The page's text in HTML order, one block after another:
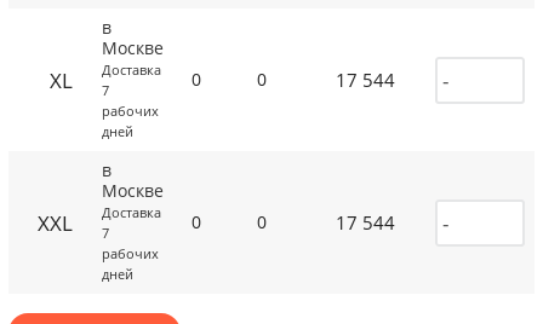
XL
в
Москве
Доставка
7
рабочих
дней
0 0 17 544
XXL
в
Москве
Доставка
7
рабочих
дней
0 0 17 544